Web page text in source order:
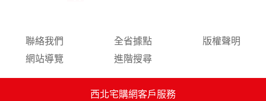
聯絡我們 全省據點
版權聲明
網站導覽
進階搜尋
西北宅購網客戶服務